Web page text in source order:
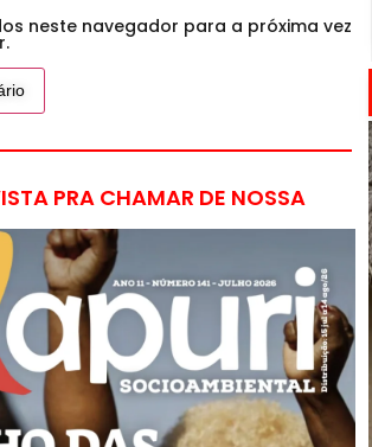
neste navegador para a próxima vez
PRA CHAMAR DE NOSSA